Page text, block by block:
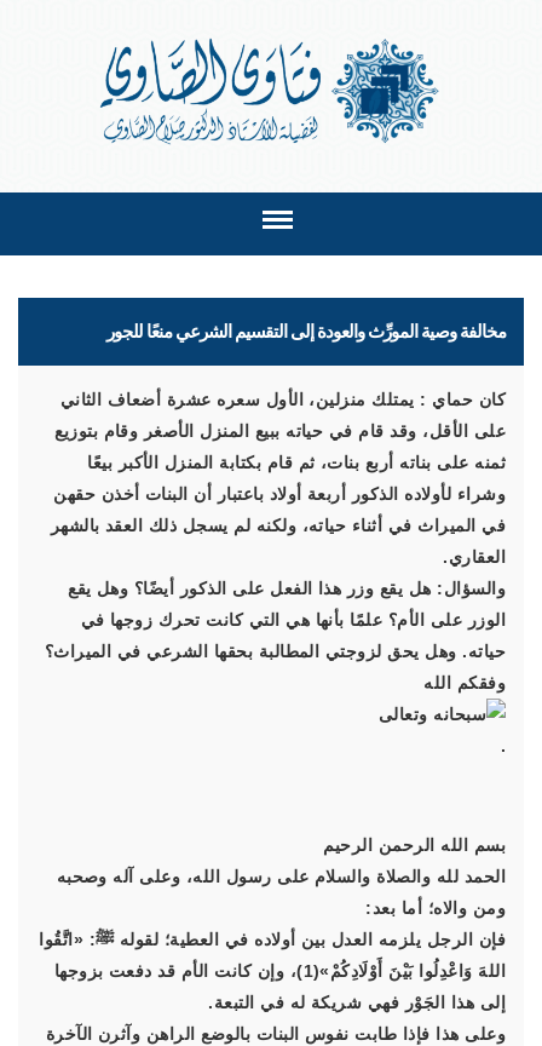
مخالفة وصية المورِّث والعودة إلى التقسيم الشرعي منعًا للجور
كان حماي : يمتلك منزلين، الأول سعره عشرة أضعاف الثاني
على الأقل، وقد قام في حياته ببيع المنزل الأصغر وقام بتوزيع
ثمنه على بناته أربع بنات، ثم قام بكتابة المنزل الأكبر بيعًا
وشراء لأولاده الذكور أربعة أولاد باعتبار أن البنات أخذن حقهن
في الميراث في أثناء حياته، ولكنه لم يسجل ذلك العقد بالشهر
العقاري.
والسؤال: هل يقع وزر هذا الفعل على الذكور أيضًا؟ وهل يقع
الوزر على الأم؟ علمًا بأنها هي التي كانت تحرك زوجها في
حياته. وهل يحق لزوجتي المطالبة بحقها الشرعي في الميراث؟
وفقكم الله
.
بسم الله الرحمن الرحيم
الحمد لله والصلاة والسلام على رسول الله، وعلى آله وصحبه
ومن والاه؛ أما بعد:
فإن الرجل يلزمه العدل بين أولاده في العطية؛ لقوله ﷺ: «اتَّقُوا
اللهَ وَاعْدِلُوا بَيْنَ أَوْلَادِكُمْ»
(1)، وإن كانت الأم قد دفعت بزوجها
إلى هذا الجَوْر فهي شريكة له في التبعة.
وعلى هذا فإذا طابت نفوس البنات بالوضع الراهن وآثرن الآخرة